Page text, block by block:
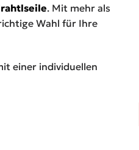
. Mit mehr als
Wahl für Ihre
einer individuellen